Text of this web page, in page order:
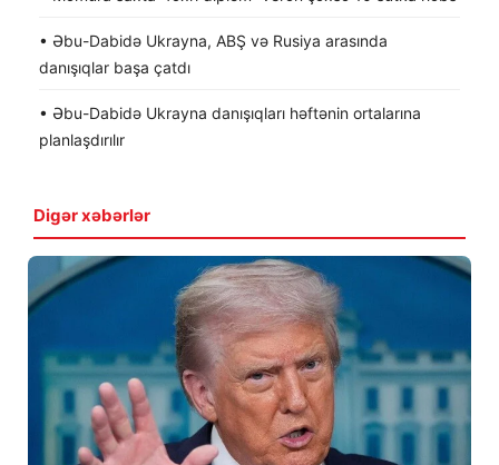
• Əbu-Dabidə Ukrayna, ABŞ və Rusiya arasında
danışıqlar başa çatdı
• Əbu-Dabidə Ukrayna danışıqları həftənin ortalarına
planlaşdırılır
Digər xəbərlər